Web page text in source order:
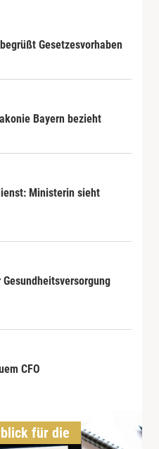
Gesetzesvorhaben
Bayern bezieht
Ministerin sieht
CFO
für die